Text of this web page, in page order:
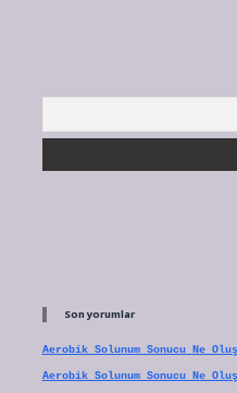
Son yorumlar
Aerobik Solunum Sonucu Ne
Aerobik Solunum Sonucu Ne